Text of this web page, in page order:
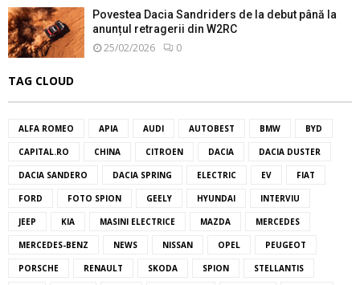
Povestea Dacia Sandriders de la debut până la
anunțul retragerii din W2RC
25/02/2026 0
TAG CLOUD
ALFA ROMEO APIA AUDI AUTOBEST BMW BYD
CAPITAL.RO CHINA CITROEN DACIA DACIA DUSTER
DACIA SANDERO DACIA SPRING ELECTRIC EV FIAT
FORD FOTO SPION GEELY HYUNDAI INTERVIU
JEEP KIA MASINI ELECTRICE MAZDA MERCEDES
MERCEDES-BENZ NEWS NISSAN OPEL PEUGEOT
PORSCHE RENAULT SKODA SPION STELLANTIS